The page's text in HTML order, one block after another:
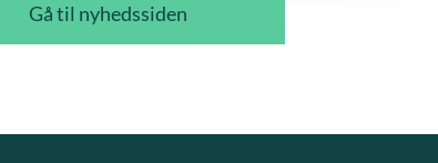
Gå til nyhedssiden